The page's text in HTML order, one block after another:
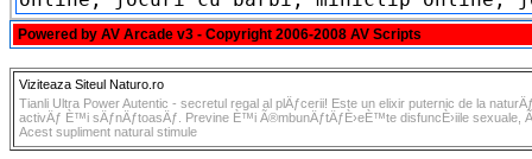
Powered by AV Arcade v3 - Copyright 2006-2008 AV Scripts
Viziteaza Siteul Naturo.ro
Tianli Ultra Power Autentic - secretul regal al plÄƒcerii! Este un elixir puternic de la
activÄƒ È™i sÄƒnÄƒtoasÄƒ. Previne È™i Ã®mbunÄƒtÄƒÈ›eÈ™te disfuncÈ›iile sexuale,
Acest supliment natural stimule